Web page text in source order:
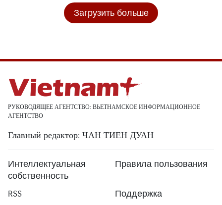
Загрузить больше
РУКОВОДЯЩЕЕ АГЕНТСТВО: ВЬЕТНАМСКОЕ ИНФОРМАЦИОННОЕ
АГЕНТСТВО
Главный редактор: ЧАН ТИЕН ДУАН
Интеллектуальная
собственность
Правила пользования
RSS
Поддержка